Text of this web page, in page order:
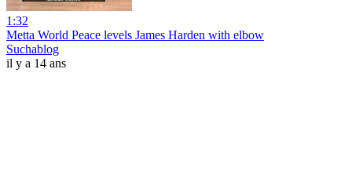
1:32
Metta World Peace levels James Harden with elbow
Suchablog
il y a 14 ans